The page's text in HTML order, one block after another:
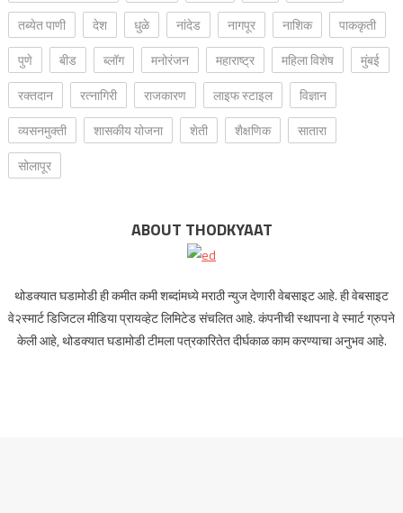
तब्येत पाणी
देश धुळे नांदेड नागपूर नाशिक
पाककृती
पुणे
बीड ब्लॉग मनोरंजन महाराष्ट्र महिला विशेष
मुंबई
रक्‍तदान
रत्नागिरी राजकारण लाइफ स्टाइल
विज्ञान
व्यसनमुक्ती
शासकीय योजना शेती शैक्षणिक
सातारा
सोलापूर
ABOUT THODKYAAT
थोडक्यात घडामोडी ही कमीत कमी शब्दांमध्ये मराठी न्युज देणारी वेबसाइट आहे. ही वेबसाइट
वे२स्मार्ट डिजिटल मीडिया प्रायव्हेट लिमिटेड संचलित आहे. कंपनीची स्थापना वे स्मार्ट ग्रुपने
केली आहे, थोडक्यात घडामोडी टीमला पत्रकारितेत दीर्घकाळ काम करण्याचा अनुभव आहे.